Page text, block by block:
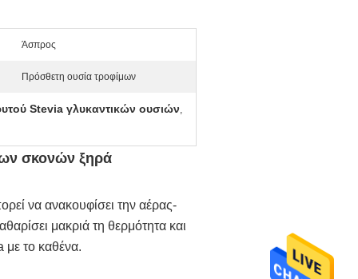
Άσπρος
Πρόσθετη ουσία τροφίμων
Stevia γλυκαντικών ουσιών,
σκονών ξηρά
να ανακουφίσει την αέρας-
μακριά τη θερμότητα και
με το καθένα.